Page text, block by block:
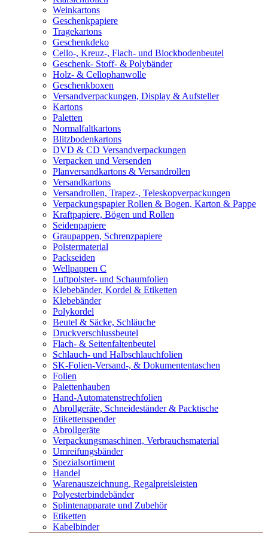
Weinkartons
Geschenkpapiere
Tragekartons
Geschenkdeko
Cello-, Kreuz-, Flach- und Blockbodenbeutel
Geschenk- Stoff- & Polybänder
Holz- & Cellophanwolle
Geschenkboxen
Versandverpackungen, Display & Aufsteller
Kartons
Paletten
Normalfaltkartons
Blitzbodenkartons
DVD & CD Versandverpackungen
Verpacken und Versenden
Planversandkartons & Versandrollen
Versandkartons
Versandrollen, Trapez-, Teleskopverpackungen
Verpackungspapier Rollen & Bogen, Karton & Pappe
Kraftpapiere, Bögen und Rollen
Seidenpapiere
Graupappen, Schrenzpapiere
Polstermaterial
Packseiden
Wellpappen C
Luftpolster- und Schaumfolien
Klebebänder, Kordel & Etiketten
Klebebänder
Polykordel
Beutel & Säcke, Schläuche
Druckverschlussbeutel
Flach- & Seitenfaltenbeutel
Schlauch- und Halbschlauchfolien
SK-Folien-Versand-, & Dokumententaschen
Folien
Palettenhauben
Hand-Automatenstrechfolien
Abrollgeräte, Schneideständer & Packtische
Etikettenspender
Abrollgeräte
Verpackungsmaschinen, Verbrauchsmaterial
Umreifungsbänder
Spezialsortiment
Handel
Warenauszeichnung, Regalpreisleisten
Polyesterbindebänder
Splintenapparate und Zubehör
Etiketten
Kabelbinder